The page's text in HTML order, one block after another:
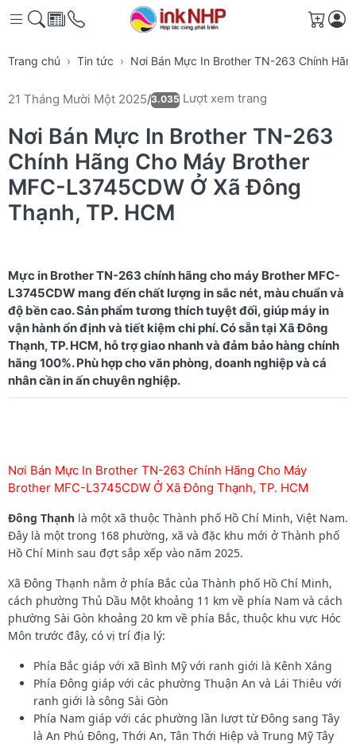
Giỏ
Trang chủ Tin tức Nơi Bán Mực In Brother TN-263 Chính
21 Tháng Mười Một 2025/3.035 Lượt xem trang
Nơi Bán Mực In Brother TN-263
Chính Hãng Cho Máy Brother
MFC-L3745CDW Ở Xã Đông
Thạnh, TP. HCM
Mực in Brother TN-263 chính hãng cho máy Brother MFC-
L3745CDW mang đến chất lượng in sắc nét, màu chuẩn và
độ bền cao. Sản phẩm tương thích tuyệt đối, giúp máy in
vận hành ổn định và tiết kiệm chi phí. Có sẵn tại Xã Đông
Thạnh, TP. HCM, hỗ trợ giao nhanh và đảm bảo hàng chính
hãng 100%. Phù hợp cho văn phòng, doanh nghiệp và cá
Nơi Bán Mực In Brother TN-263 Chính Hãng Cho Máy
Brother MFC-L3745CDW Ở Xã Đông Thạnh, TP. HCM
Đông Thạnh là một xã thuộc Thành phố Hồ Chí Minh, Việt Nam.
Đây là một trong 168 phường, xã và đặc khu mới ở Thành phố
Hồ Chí Minh sau đợt sắp xếp vào năm 2025.
Xã Đông Thạnh nằm ở phía Bắc của Thành phố Hồ Chí Minh,
cách phường Thủ Dầu Một khoảng 11 km về phía Nam và cách
phường Sài Gòn khoảng 20 km về phía Bắc, thuộc khu vực Hóc
Môn trước đây, có vị trí địa lý:
Phía Bắc giáp với xã Bình Mỹ với ranh giới là Kênh Xáng
Phía Đông giáp với các phường Thuận An và Lái Thiêu với
ranh giới là sông Sài Gòn
Phía Nam giáp với các phường lần lượt từ Đông sang Tây
là An Phú Đông, Thới An, Tân Thới Hiệp và Trung Mỹ Tây